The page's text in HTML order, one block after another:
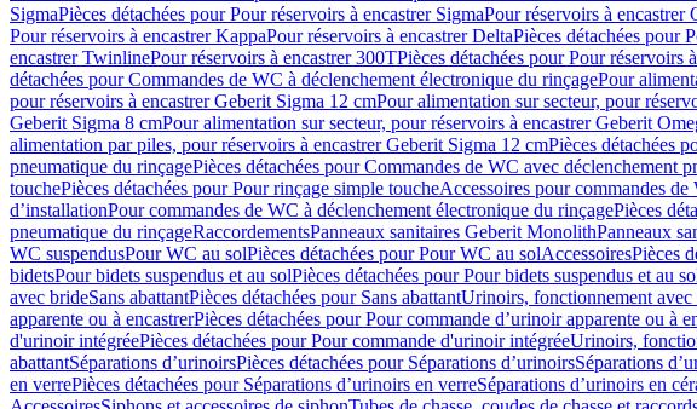
SigmaPièces détachées pour Pour réservoirs à encastrer SigmaPour réservoirs à encastrer
Pour réservoirs à encastrer KappaPour réservoirs à encastrer DeltaPièces détachées pour
encastrer TwinlinePour réservoirs à encastrer 300TPièces détachées pour Pour réservoirs
détachées pour Commandes de WC à déclenchement électronique du rinçagePour
pour réservoirs à encastrer Geberit Sigma 12 cmPour alimentation sur secteur, pour
Geberit Sigma 8 cmPour alimentation sur secteur, pour réservoirs à encastrer Geberit
alimentation par piles, pour réservoirs à encastrer Geberit Sigma 12 cmPièces détachées
pneumatique du rinçagePièces détachées pour Commandes de WC avec déclenchement
touchePièces détachées pour Pour rinçage simple toucheAccessoires pour commandes de
d’installationPour commandes de WC à déclenchement électronique du rinçagePièces
pneumatique du rinçageRaccordementsPanneaux sanitaires Geberit MonolithPanneaux
WC suspendusPour WC au solPièces détachées pour Pour WC au solAccessoiresPièces
bidetsPour bidets suspendus et au solPièces détachées pour Pour bidets suspendus et au
avec brideSans abattantPièces détachées pour Sans abattantUrinoirs, fonctionnement avec
apparente ou à encastrerPièces détachées pour Pour commande d’urinoir apparente ou à
d'urinoir intégréePièces détachées pour Pour commande d'urinoir intégréeUrinoirs,
abattantSéparations d’urinoirsPièces détachées pour Séparations d’urinoirsSéparations
en verrePièces détachées pour Séparations d’urinoirs en verreSéparations d’urinoirs en